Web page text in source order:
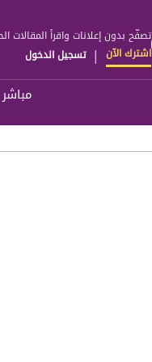
تصفّح بدون إعلانات واقرأ المقالات
اشترك الآن | تسجيل الدخول
مباشر